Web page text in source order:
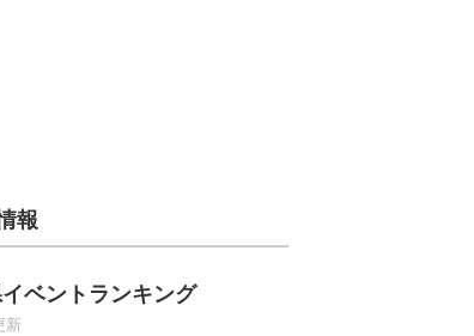
報
ベントランキング
新